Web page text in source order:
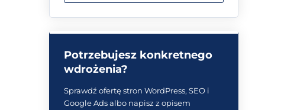
Potrzebujesz konkretnego
wdrożenia?
Sprawdź ofertę stron WordPress, SEO i
Google Ads albo napisz z opisem